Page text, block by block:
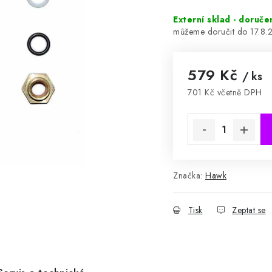
Externí sklad -
579 Kč / ks
701 Kč včetně DPH
Značka: Hawk
Tisk Zeptat se